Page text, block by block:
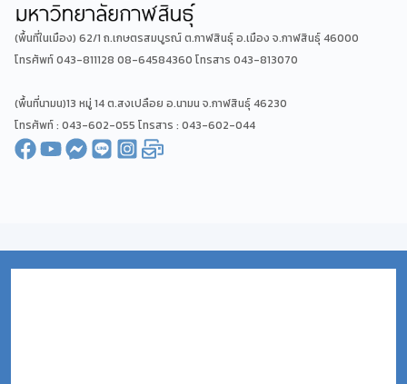
(พื้นที่ในเมือง) 62/1 ถ.เกษตรสมบูรณ์ ต.กาฬสินธุ์ อ.เมือง จ.กาฬสินธุ์ 46000
โทรศัพท์ 043-811128 08-64584360 โทรสาร 043-813070
(พื้นที่นามน)13 หมู่ 14 ต.สงเปลือย อ.นามน จ.กาฬสินธุ์ 46230
โทรศัพท์ : 043-602-055 โทรสาร : 043-602-044